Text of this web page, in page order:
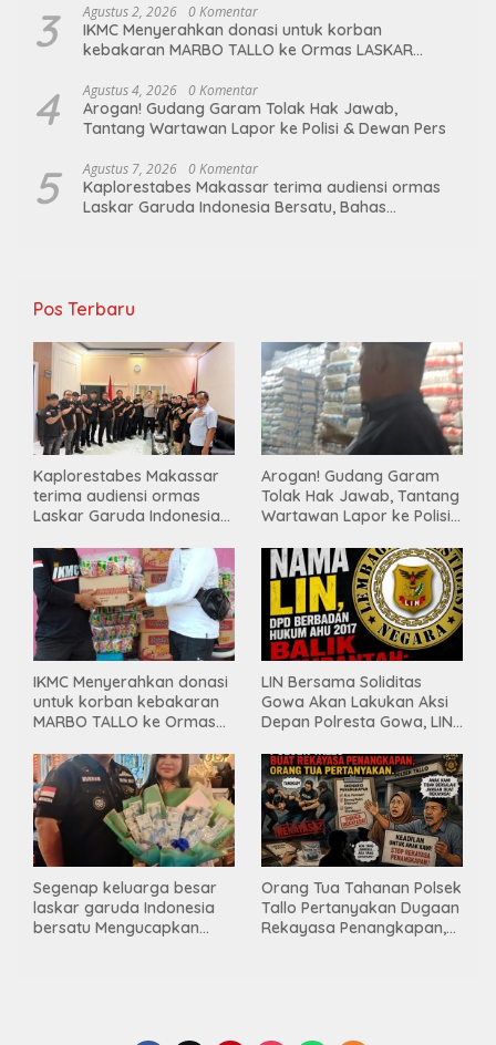
3 Agustus 2, 2026 0 Komentar
IKMC Menyerahkan donasi untuk korban
kebakaran MARBO TALLO ke Ormas LASKAR
4 Agustus 4, 2026 0 Komentar
Arogan! Gudang Garam Tolak Hak Jawab,
Tantang Wartawan Lapor ke Polisi & Dewan Pers
5 Agustus 7, 2026 0 Komentar
Kaplorestabes Makassar terima audiensi ormas
Laskar Garuda Indonesia Bersatu, Bahas
Pos Terbaru
Kaplorestabes Makassar
terima audiensi ormas
Laskar Garuda Indonesia
hingga kegiatan sosial.
Arogan! Gudang Garam
Tolak Hak Jawab, Tantang
Wartawan Lapor ke Polisi
IKMC Menyerahkan donasi
untuk korban kebakaran
MARBO TALLO ke Ormas
INDONESIA BERSATU
LIN Bersama Soliditas
Gowa Akan Lakukan Aksi
Depan Polresta Gowa, LIN
Ge’eran Nama
Lembaganya Di Catut
Segenap keluarga besar
laskar garuda Indonesia
bersatu Mengucapkan
Orang Tua Tahanan Polsek
Tallo Pertanyakan Dugaan
Rekayasa Penangkapan,